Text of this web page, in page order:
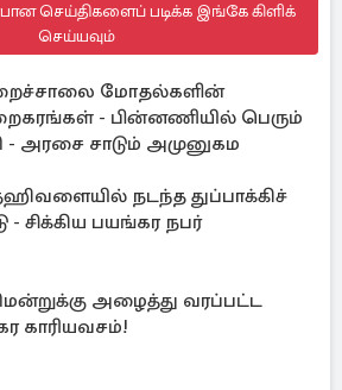
செய்திகளைப் படிக்க இங்கே கிளிக்
செய்யவும்
மோதல்களின்
- பின்னணியில் பெரும்
- அரசை சாடும் அமுனுகம
நடந்த துப்பாக்கிச்
- சிக்கிய பயங்கர நபர்
அழைத்து வரப்பட்ட
காரியவசம்!